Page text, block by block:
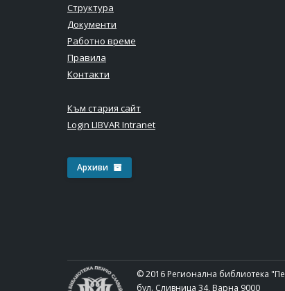
Структура
Документи
Работно време
Правила
Контакти
Към стария сайт
Login LIBVAR Intranet
Архиви
© 2016 Регионална библиотека
бул. Сливница 34, Варна 9000